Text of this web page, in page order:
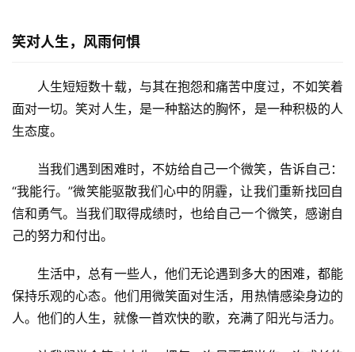
笑对人生，风雨何惧
人生短短数十载，与其在抱怨和痛苦中度过，不如笑着
面对一切。笑对人生，是一种豁达的胸怀，是一种积极的人
生态度。
当我们遇到困难时，不妨给自己一个微笑，告诉自己：
“我能行。”微笑能驱散我们心中的阴霾，让我们重新找回自
信和勇气。当我们取得成绩时，也给自己一个微笑，感谢自
己的努力和付出。
生活中，总有一些人，他们无论遇到多大的困难，都能
保持乐观的心态。他们用微笑面对生活，用热情感染身边的
人。他们的人生，就像一首欢快的歌，充满了阳光与活力。